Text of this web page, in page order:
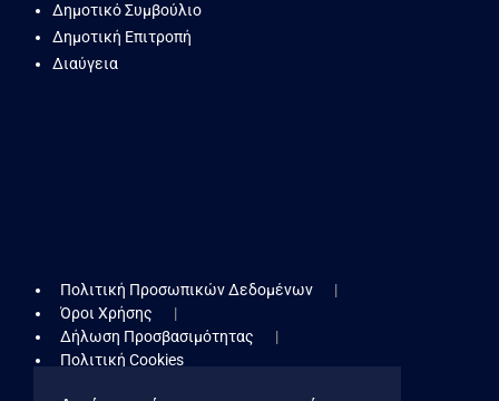
Δημοτικό Συμβούλιο
Δημοτική Επιτροπή
Διαύγεια
Πολιτική Προσωπικών Δεδομένων
Όροι Χρήσης
Δήλωση Προσβασιμότητας
Πολιτική Cookies